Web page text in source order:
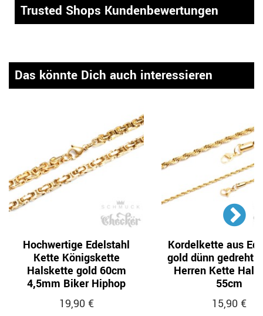
Trusted Shops Kundenbewertungen
Das könnte Dich auch interessieren
Hochwertige Edelstahl
Kette Königskette
Halskette gold 60cm
4,5mm Biker Hiphop
19,90 €
Kordelkette aus
gold dünn gedreht
Herren Kette
55cm
15,90 €